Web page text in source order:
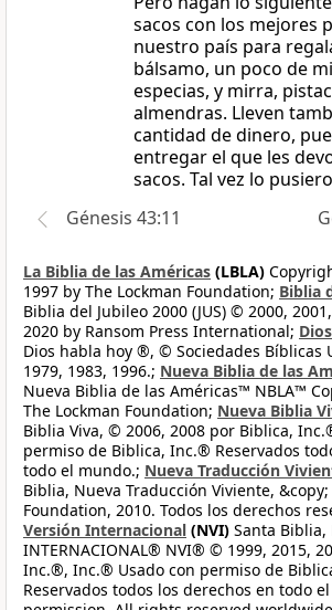
sacos con los mejores
nuestro país para
bálsamo, un poco de
especias, y mirra,
almendras. Lleven
cantidad de dinero,
entregar el que les
sacos. Tal vez lo
Génesis 43:11
La Biblia de las Américas (LBLA)
1997 by The Lockman Foundation; Biblia
Biblia del Jubileo 2000 (JUS) © 2000,
2020 by Ransom Press International;
Dios habla hoy ®, © Sociedades Bíblicas
1979, 1983, 1996.; Nueva Biblia de las
Nueva Biblia de las Américas™ NBLA™
The Lockman Foundation; Nueva Biblia
Biblia Viva, © 2006, 2008 por Biblica,
permiso de Biblica, Inc.® Reservados
todo el mundo.; Nueva Traducción
Biblia, Nueva Traducción Viviente,
Foundation, 2010. Todos los derechos
Versión Internacional (NVI) Santa Biblia,
INTERNACIONAL® NVI® © 1999, 2015,
Inc.®, Inc.® Usado con permiso de
Reservados todos los derechos en todo